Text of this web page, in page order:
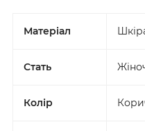
Матеріал
Стать
Колір